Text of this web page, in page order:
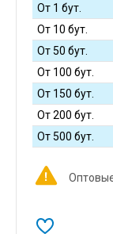
От 1 бут.
От 10 бут.
От 50 бут.
От 100 бут.
От 150 бут.
От 200 бут.
От 500 бут.